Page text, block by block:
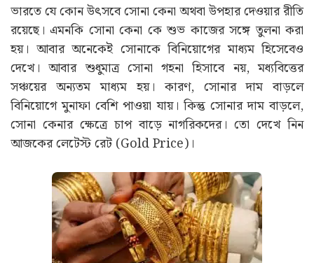
ভারতে যে কোন উৎসবে সোনা কেনা অথবা উপহার দেওয়ার রীতি
রয়েছে। এমনকি সোনা কেনা কে শুভ কাজের সঙ্গে তুলনা করা
হয়। আবার অনেকেই সোনাকে বিনিয়োগের মাধ্যম হিসেবেও
দেখে। আবার শুধুমাত্র সোনা গহনা হিসাবে নয়, মধ্যবিত্তের
সঞ্চয়ের অন্যতম মাধ্যম হয়। কারণ, সোনার দাম বাড়লে
বিনিয়োগে মুনাফা বেশি পাওয়া যায়। কিন্তু সোনার দাম বাড়লে,
সোনা কেনার ক্ষেত্রে চাপ বাড়ে নাগরিকদের। তো দেখে নিন
আজকের লেটেস্ট রেট (Gold Price)।